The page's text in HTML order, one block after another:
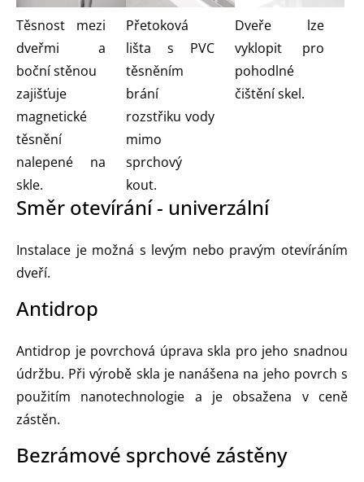
Těsnost mezi
dveřmi a
boční stěnou
zajišťuje
magnetické
těsnění
nalepené na
skle.
Přetoková
lišta s PVC
těsněním
brání
rozstřiku vody
mimo
sprchový
kout.
Dveře lze
vyklopit pro
pohodlné
čištění skel.
Směr otevírání - univerzální
Instalace je možná s levým nebo pravým otevíráním
dveří.
Antidrop
Antidrop je povrchová úprava skla pro jeho snadnou
údržbu. Při výrobě skla je nanášena na jeho povrch s
použitím nanotechnologie a je obsažena v ceně
zástěn.
Bezrámové sprchové zástěny